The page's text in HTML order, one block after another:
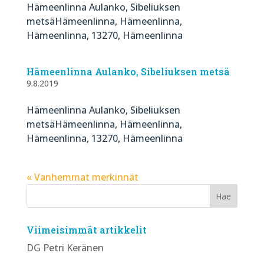
Hämeenlinna Aulanko, Sibeliuksen
metsäHämeenlinna, Hämeenlinna,
Hämeenlinna, 13270, Hämeenlinna
Hämeenlinna Aulanko, Sibeliuksen metsä
9.8.2019
Hämeenlinna Aulanko, Sibeliuksen
metsäHämeenlinna, Hämeenlinna,
Hämeenlinna, 13270, Hämeenlinna
« Vanhemmat merkinnät
Viimeisimmät artikkelit
DG Petri Keränen